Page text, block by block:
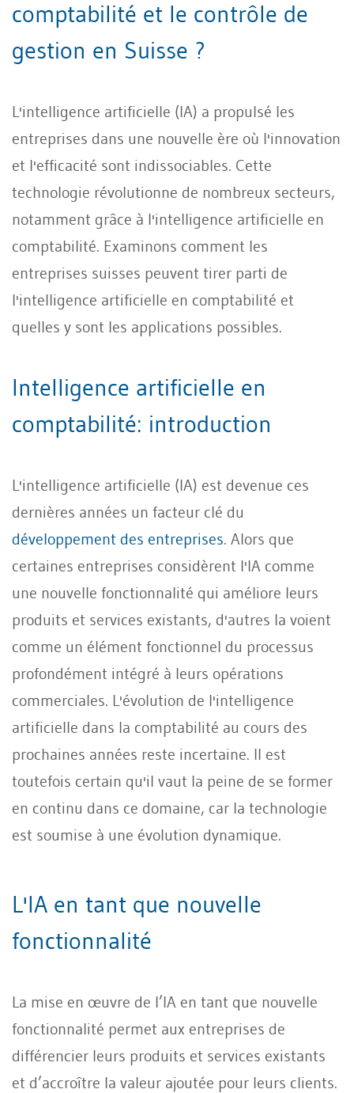
comptabilité et le contrôle de
gestion en Suisse ?
L'intelligence artificielle (IA) a propulsé les
entreprises dans une nouvelle ère où l'innovation
et l'efficacité sont indissociables. Cette
technologie révolutionne de nombreux secteurs,
notamment grâce à l'intelligence artificielle en
comptabilité. Examinons comment les
entreprises suisses peuvent tirer parti de
l'intelligence artificielle en comptabilité et
quelles y sont les applications possibles.
Intelligence artificielle en
comptabilité: introduction
L'intelligence artificielle (IA) est devenue ces
dernières années un facteur clé du
développement des entreprises. Alors que
certaines entreprises considèrent l'IA comme
une nouvelle fonctionnalité qui améliore leurs
produits et services existants, d'autres la voient
comme un élément fonctionnel du processus
profondément intégré à leurs opérations
commerciales. L'évolution de l'intelligence
artificielle dans la comptabilité au cours des
prochaines années reste incertaine. Il est
toutefois certain qu'il vaut la peine de se former
en continu dans ce domaine, car la technologie
est soumise à une évolution dynamique.
L'IA en tant que nouvelle
fonctionnalité
La mise en œuvre de l’IA en tant que nouvelle
fonctionnalité permet aux entreprises de
différencier leurs produits et services existants
et d’accroître la valeur ajoutée pour leurs clients.